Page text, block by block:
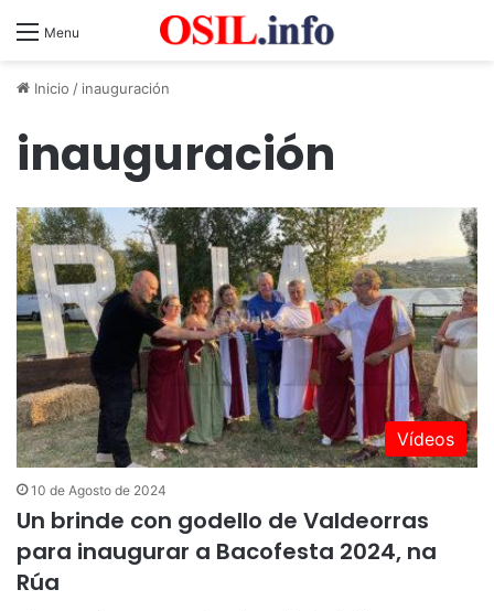
Menu
Inicio / inauguración
inauguración
Vídeos
10 de Agosto de 2024
Un brinde con godello de Valdeorras
para inaugurar a Bacofesta 2024, na
Rúa